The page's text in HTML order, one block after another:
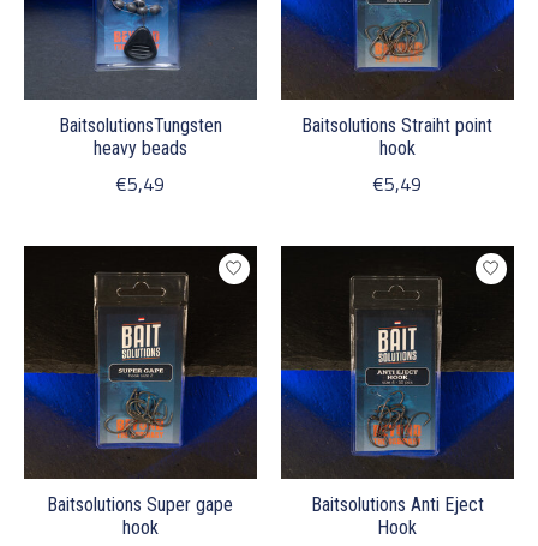
BaitsolutionsTungsten
heavy beads
€5,49
Baitsolutions Straiht point
hook
€5,49
Baitsolutions Super gape
hook
Baitsolutions Anti Eject
Hook